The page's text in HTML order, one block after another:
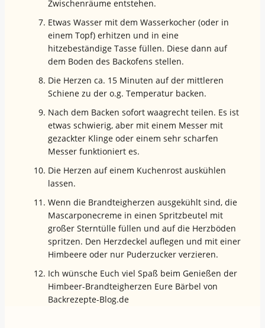
Zwischenräume entstehen.
Etwas Wasser mit dem Wasserkocher (oder in
einem Topf) erhitzen und in eine
hitzebeständige Tasse füllen. Diese dann auf
dem Boden des Backofens stellen.
Die Herzen ca. 15 Minuten auf der mittleren
Schiene zu der o.g. Temperatur backen.
Nach dem Backen sofort waagrecht teilen. Es ist
etwas schwierig, aber mit einem Messer mit
gezackter Klinge oder einem sehr scharfen
Messer funktioniert es.
Die Herzen auf einem Kuchenrost auskühlen
lassen.
Wenn die Brandteigherzen ausgekühlt sind, die
Mascarponecreme in einen Spritzbeutel mit
großer Sterntülle füllen und auf die Herzböden
spritzen. Den Herzdeckel auflegen und mit einer
Himbeere oder nur Puderzucker verzieren.
Ich wünsche Euch viel Spaß beim Genießen der
Himbeer-Brandteigherzen Eure Bärbel von
Backrezepte-Blog.de